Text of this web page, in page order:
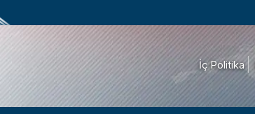
İç Politika